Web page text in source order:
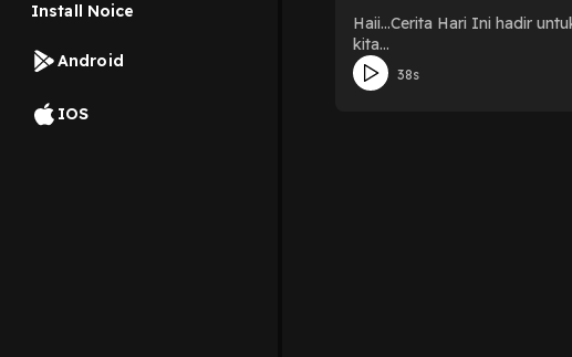
Install Noice
Android
IOS
Haii...Cerita Hari Ini hadir
kita...
38s